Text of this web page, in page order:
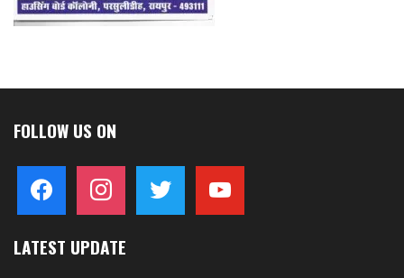
FOLLOW US ON
facebook instagram twitter youtube
LATEST UPDATE